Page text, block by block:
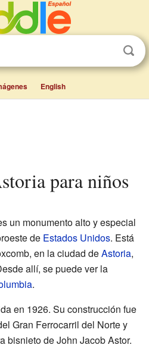
English
para niños
un monumento alto y especial
de Estados Unidos. Está
en la ciudad deAstoria,
allí, se puede ver la
.
en 1926. Su construcción fue
Gran Ferrocarril del Norte y
bisnieto de John Jacob Astor.